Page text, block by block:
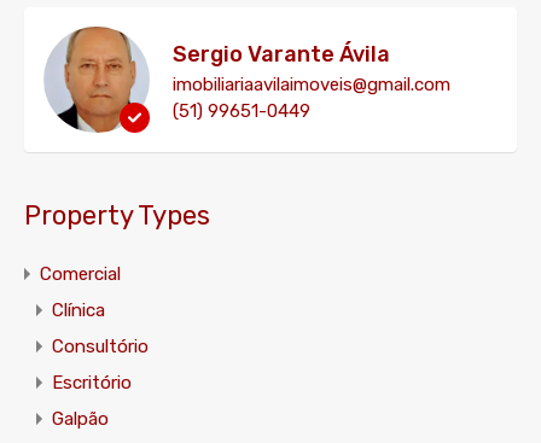
Sergio Varante Ávila
imobiliariaavilaimoveis@gmail.com
(51) 99651-0449
Property Types
Comercial
Clínica
Consultório
Escritório
Galpão